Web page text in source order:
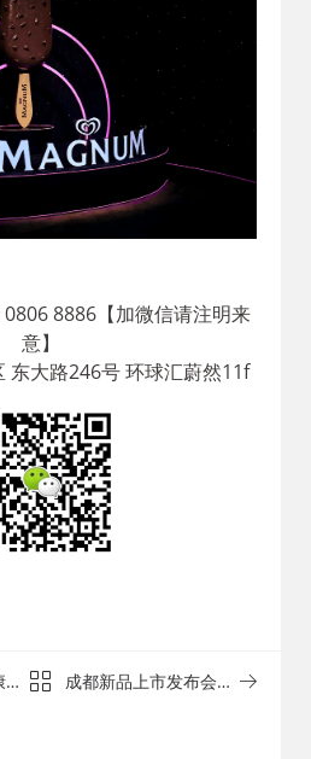
8886【加微信请注明来
意】
东大路246号 环球汇蔚然11f
成都新品上市发布会策